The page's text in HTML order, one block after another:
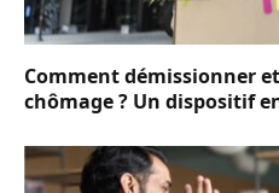
Comment démissionner
chômage ? Un dispositif